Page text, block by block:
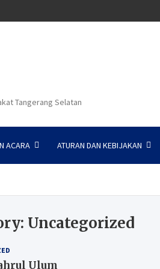
Tangerang Selatan
ACARA ATURAN DAN KEBIJAKAN
Uncategorized
Ulum